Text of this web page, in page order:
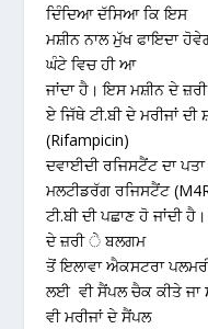
ਦਿੰਦਿਆ ਦੱਸਿਆ ਕਿ ਇਸ
ਮਸ਼ੀਨ ਨਾਲ ਮੁੱਖ ਫਾਇਦਾ
ਘੰਟੇ ਵਿਚ ਹੀ ਆ
ਜਾਂਦਾ ਹੈ। ਇਸ ਮਸ਼ੀਨ ਦੇ ਜ਼ਰੀ
ਏ ਜਿੱਥੇ ਟੀ.ਬੀ ਦੇ ਮਰੀਜਾਂ
(Rifampicin)
ਦਵਾਈਦੀ ਰਜਿਸਟੈਂਟ ਦਾ
ਮਲਟੀਡਰੱਗ ਰਜਿਸਟੈਂਟ
ਟੀ.ਬੀ ਦੀ ਪਛਾਣ ਹੋ
ਦੇ ਜ਼ਰੀ ੇ ਬਲਗਮ
ਤੋਂ ਇਲਾਵਾ ਐਕਸਟਰਾ
ਲਈ ਵੀ ਸੈਂਪਲ ਚੈਕ ਕੀਤੇ
ਵੀ ਮਰੀਜਾਂ ਦੇ ਸੈਂਪਲ